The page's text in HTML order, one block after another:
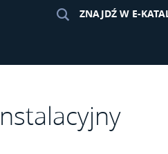
ZNAJDŹ W E-